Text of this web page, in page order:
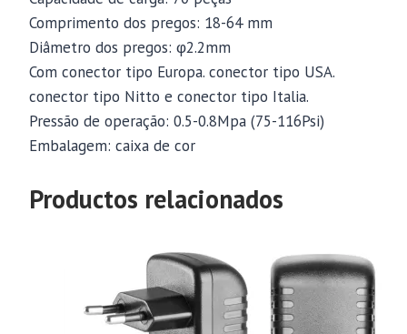
Comprimento dos pregos: 18-64 mm
Diâmetro dos pregos: φ2.2mm
Com conector tipo Europa. conector tipo USA.
conector tipo Nitto e conector tipo Italia.
Pressão de operação: 0.5-0.8Mpa (75-116Psi)
Embalagem: caixa de cor
Productos relacionados